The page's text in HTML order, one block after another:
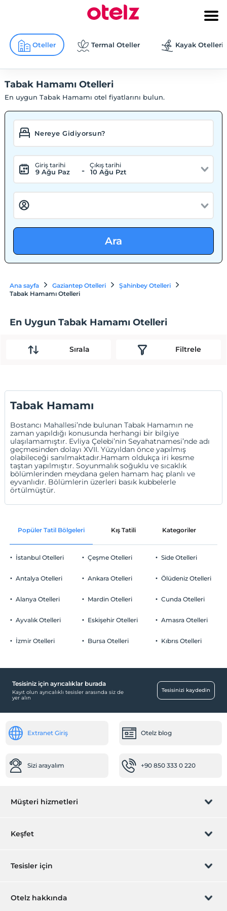
Oteller Termal Oteller Kayak Otelleri
Tabak Hamamı Otelleri
En uygun Tabak Hamamı otel fiyatlarını bulun.
Giriş tarihi
9 Ağu Paz -
Çıkış tarihi
10 Ağu Pzt
Ara
Ana sayfa Gaziantep Otelleri
Şahinbey Otelleri
Tabak Hamamı Otelleri
En Uygun Tabak Hamamı Otelleri
Sırala Filtrele
Tabak Hamamı
Bostancı Mahallesi’nde bulunan Tabak Hamamın ne
zaman yapıldığı konusunda herhangi bir bilgiye
ulaşılamamıştır. Evliya Çelebi’nin Seyahatnamesi’nde adı
geçmesinden dolayı XVII. Yüzyıldan önce yapılmış
olabileceği sanılmaktadır.Hamam oldukça iri kesme
taştan yapılmıştır. Soyunmalık soğuklu ve sıcaklık
bölümlerinden meydana gelen hamam haç planlı ve
eyvanlıdır. Bölümlerin üzerleri basık kubbelerle
örtülmüştür.
Popüler Tatil Bölgeleri Kış Tatili Kategoriler
İstanbul Otelleri
Antalya Otelleri
Alanya Otelleri
Ayvalık Otelleri
İzmir Otelleri
Çeşme Otelleri
Ankara Otelleri
Mardin Otelleri
Eskişehir Otelleri
Bursa Otelleri
Side Otelleri
Ölüdeniz Otelleri
Cunda Otelleri
Amasra Otelleri
Kıbrıs Otelleri
Tesisiniz için ayrıcalıklar burada
Kayıt olun ayrıcalıklı tesisler arasında siz de
yer alın
Tesisinizi kaydedin
Extranet Giriş Otelz blog
Sizi arayalım +90 850 333 0 220
Müşteri hizmetleri
Rezervasyon yönet
Keşfet
Hediye Kart
Tesisler için
Hemen tesisinizi ekleyin
Otelz hakkında